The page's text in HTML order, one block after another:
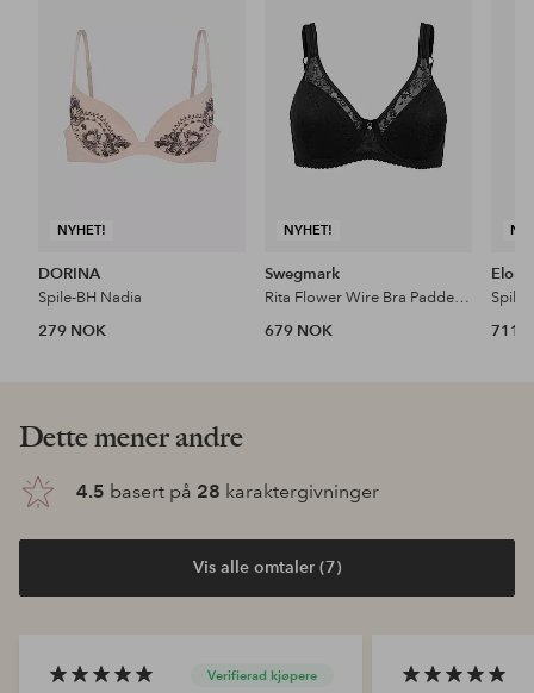
NYHET!
DORINA
Spile-BH Nadia
279 NOK
NYHET!
favoritter
Swegmark
Rita Flower Wire Bra Padded Cups
679 NOK
Elomi
711
Dette mener andre
4.5 basert på 28 karaktergivninger
Vis alle omtaler (7)
Verifierad kjøpere